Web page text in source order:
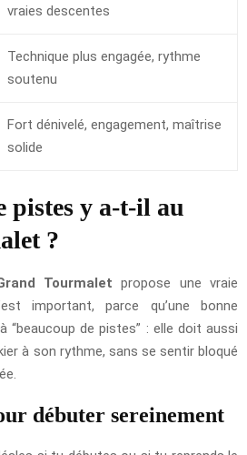
vraies descentes
Technique plus engagée, rythme
soutenu
Fort dénivelé, engagement, maîtrise
solide
pistes y a-t-il au
?
Tourmalet propose une vraie
important, parce qu’une bonne
de pistes” : elle doit aussi
à son rythme, sans se sentir bloqué
débuter sereinement